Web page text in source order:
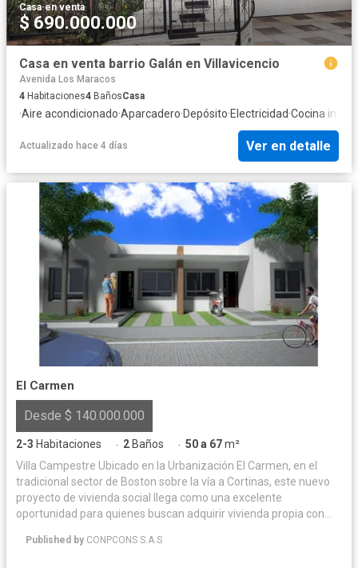
Casa·en venta
$ 690.000.000
Casa en venta barrio Galán en Villavicencio
Avenida Los Maracos
4 Habitaciones4 BañosCasa
·Aire acondicionado·Aparcadero·Depósito·Electricidad·Cocina
Actualizado hace 4 días Ver en detalle
El Carmen
Desde $ 140.000.000
2-3 Habitaciones · 2 Baños · 50 a 67m²
Villa Campestre Ubicado en la Urbanización El Carmen, en el
tradicional sector de Boston sobre la vía a Cortinas, este nuevo
proyecto de vivienda social llega como una excelente
oportunidad para quienes buscan adquirir vivienda propia con
valorización en el municipio de Magangué. El proyecto estará
Published by CONPCONS S.A.S